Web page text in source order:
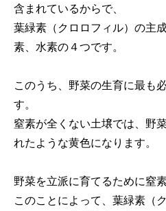
含まれているからで、
葉緑素（クロロフィル）の主
素、水素の４つです。
このうち、野菜の生育に最も
す。
窒素が全くない土壌では、野
れたような黄色になります。
野菜を立派に育てるために窒
このことによって、葉緑素（